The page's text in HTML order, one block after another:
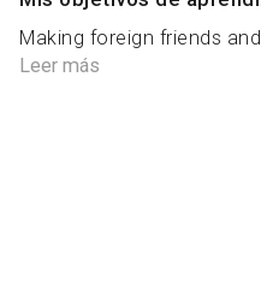
Making foreign friends
Leer más